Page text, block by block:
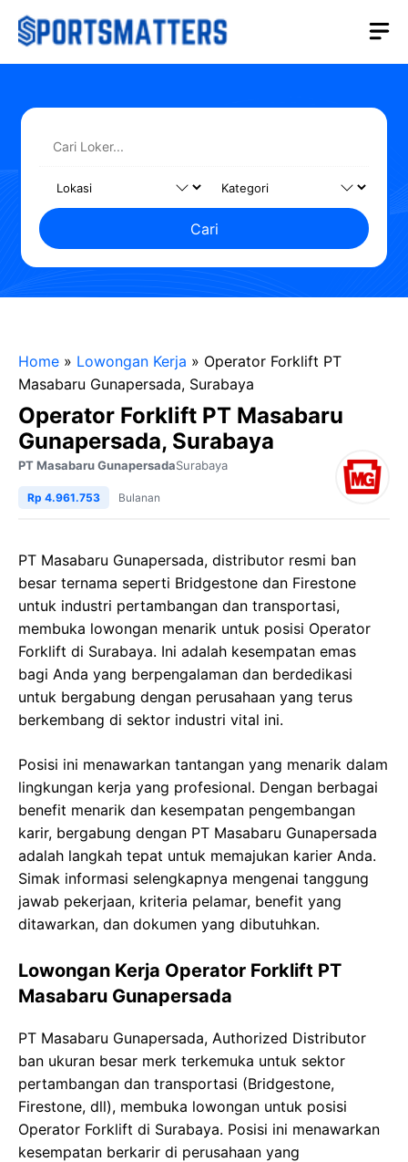
Langsung
Cari
Home » Lowongan Kerja » Operator Forklift PT
Masabaru Gunapersada, Surabaya
Operator Forklift PT Masabaru
Gunapersada, Surabaya
PT Masabaru GunapersadaSurabaya
Rp 4.961.753 Bulanan
PT Masabaru Gunapersada, distributor resmi ban
besar ternama seperti Bridgestone dan Firestone
untuk industri pertambangan dan transportasi,
membuka lowongan menarik untuk posisi Operator
Forklift di Surabaya. Ini adalah kesempatan emas
bagi Anda yang berpengalaman dan berdedikasi
untuk bergabung dengan perusahaan yang terus
berkembang di sektor industri vital ini.
Posisi ini menawarkan tantangan yang menarik dalam
lingkungan kerja yang profesional. Dengan berbagai
benefit menarik dan kesempatan pengembangan
karir, bergabung dengan PT Masabaru Gunapersada
adalah langkah tepat untuk memajukan karier Anda.
Simak informasi selengkapnya mengenai tanggung
jawab pekerjaan, kriteria pelamar, benefit yang
ditawarkan, dan dokumen yang dibutuhkan.
Lowongan Kerja Operator Forklift PT
Masabaru Gunapersada
PT Masabaru Gunapersada, Authorized Distributor
ban ukuran besar merk terkemuka untuk sektor
pertambangan dan transportasi (Bridgestone,
Firestone, dll), membuka lowongan untuk posisi
Operator Forklift di Surabaya. Posisi ini menawarkan
kesempatan berkarir di perusahaan yang